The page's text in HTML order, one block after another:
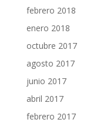
febrero 2018
enero 2018
octubre 2017
agosto 2017
junio 2017
abril 2017
febrero 2017